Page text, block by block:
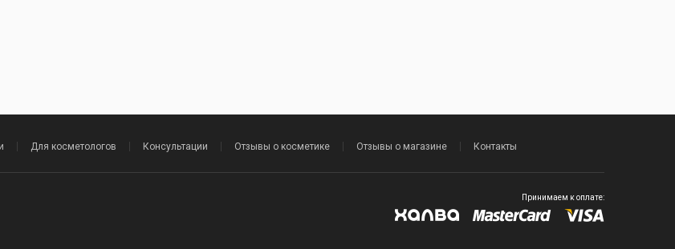
Для косметологов Консультации Отзывы о косметике Отзывы о магазине Контакты
Принимаем к оплате: